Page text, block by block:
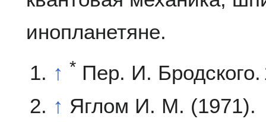
инопланетяне.
↑ * Пер. И. Бродского.
↑ Яглом И. М. (1971).